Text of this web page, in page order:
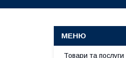
Товари та послуги